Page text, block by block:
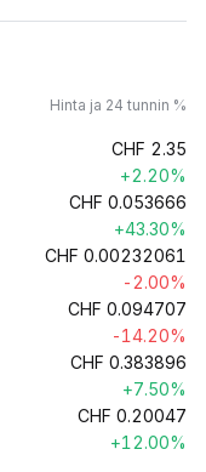
Hinta ja 24 tunnin %
CHF 2.35
+2.20%
CHF 0.053666
+43.30%
CHF 0.00232061
-2.00%
CHF 0.094707
-14.20%
CHF 0.383896
+7.50%
CHF 0.20047
+12.00%